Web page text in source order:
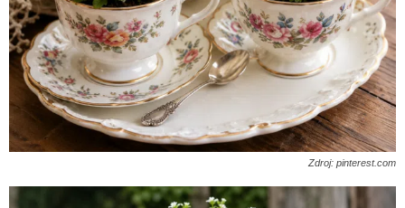
Zdroj: pinterest.com